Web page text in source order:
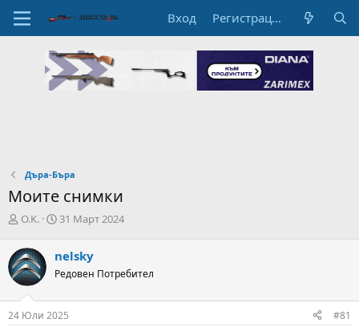
Вход Регистрация
Дъра-Бъра
Моите снимки
А
т
о
р
н
а
т
O.K.
Н
а
л
а
Д
31 Март 2024
nelsky
Редовен Потребител
24 Юли 2025 #81